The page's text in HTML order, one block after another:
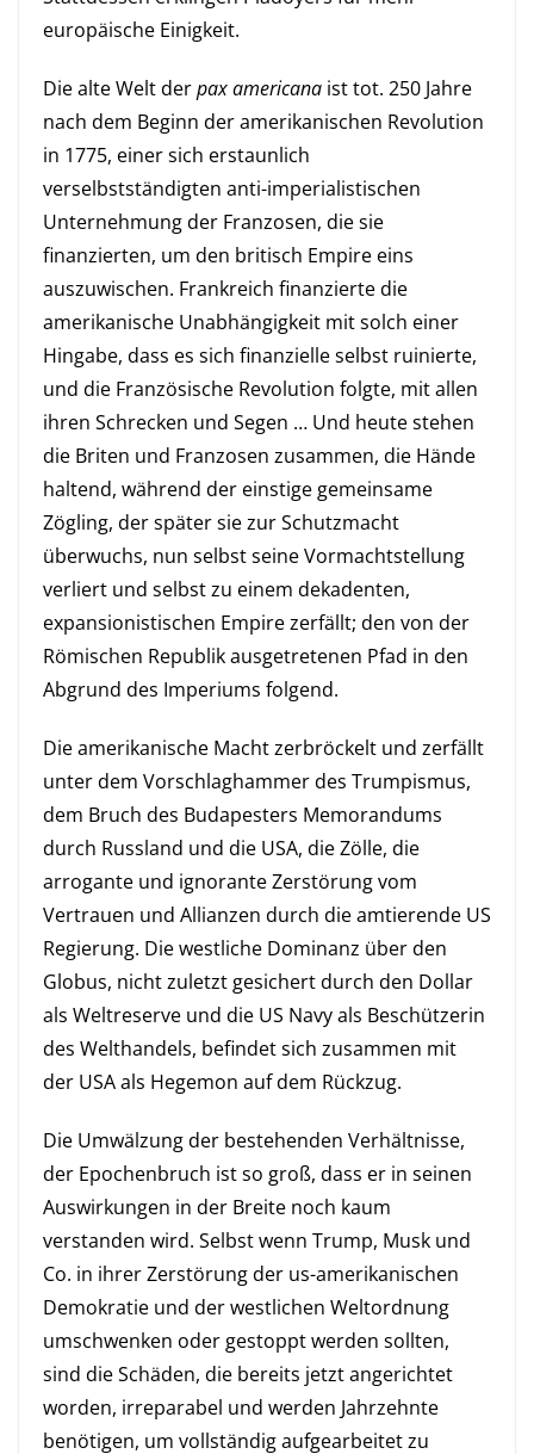
europäische Einigkeit.
Die alte Welt derpax americana ist tot. 250 Jahre
nach dem Beginn der amerikanischen Revolution
in 1775, einer sich erstaunlich
verselbstständigten anti-imperialistischen
Unternehmung der Franzosen, die sie
finanzierten, um den britisch Empire eins
auszuwischen. Frankreich finanzierte die
amerikanische Unabhängigkeit mit solch einer
Hingabe, dass es sich finanzielle selbst ruinierte,
und die Französische Revolution folgte, mit allen
ihren Schrecken und Segen … Und heute stehen
die Briten und Franzosen zusammen, die Hände
haltend, während der einstige gemeinsame
Zögling, der später sie zur Schutzmacht
überwuchs, nun selbst seine Vormachtstellung
verliert und selbst zu einem dekadenten,
expansionistischen Empire zerfällt; den von der
Römischen Republik ausgetretenen Pfad in den
Abgrund des Imperiums folgend.
Die amerikanische Macht zerbröckelt und zerfällt
unter dem Vorschlaghammer des Trumpismus,
dem Bruch des Budapesters Memorandums
durch Russland und die USA, die Zölle, die
arrogante und ignorante Zerstörung vom
Vertrauen und Allianzen durch die amtierende US
Regierung. Die westliche Dominanz über den
Globus, nicht zuletzt gesichert durch den Dollar
als Weltreserve und die US Navy als Beschützerin
des Welthandels, befindet sich zusammen mit
der USA als Hegemon auf dem Rückzug.
Die Umwälzung der bestehenden Verhältnisse,
der Epochenbruch ist so groß, dass er in seinen
Auswirkungen in der Breite noch kaum
verstanden wird. Selbst wenn Trump, Musk und
Co. in ihrer Zerstörung der us-amerikanischen
Demokratie und der westlichen Weltordnung
umschwenken oder gestoppt werden sollten,
sind die Schäden, die bereits jetzt angerichtet
worden, irreparabel und werden Jahrzehnte
benötigen, um vollständig aufgearbeitet zu